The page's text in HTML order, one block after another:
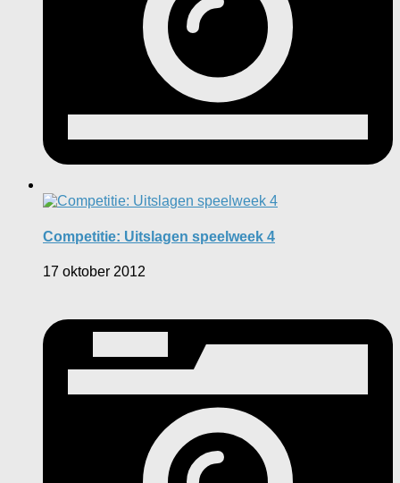
Competitie: Uitslagen speelweek 4
17 oktober 2012